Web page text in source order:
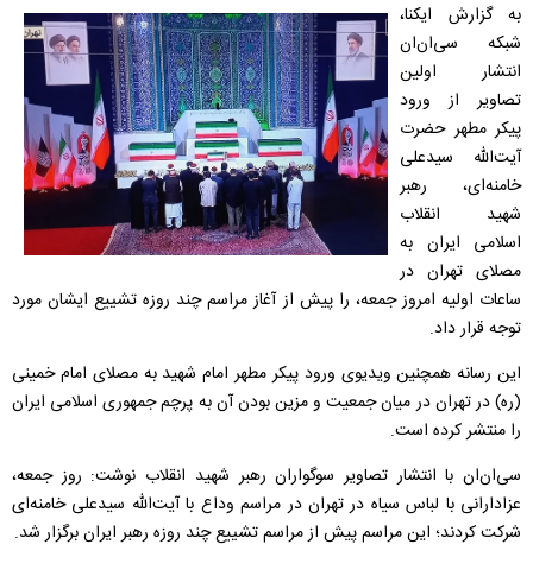
به گزارش ایکنا،
شبکه سی‌ان‌ان
انتشار اولین
تصاویر از ورود
پیکر مطهر حضرت
آیت‌الله سیدعلی
خامنه‌ای، رهبر
شهید انقلاب
اسلامی ایران به
مصلای تهران در
ساعات اولیه امروز جمعه، را پیش از آغاز مراسم چند روزه تشییع‌ ایشان مورد
توجه قرار داد.
این رسانه همچنین ویدیوی ورود پیکر مطهر امام شهید به مصلای امام خمینی
(ره) در تهران در میان جمعیت و مزین بودن آن به پرچم جمهوری اسلامی ایران
را منتشر کرده است.
سی‌ان‌ان با انتشار تصاویر سوگواران رهبر شهید انقلاب نوشت: روز جمعه،
عزادارانی با لباس سیاه در تهران در مراسم وداع با آیت‌الله سیدعلی خامنه‌ای
شرکت کردند؛ این مراسم پیش از مراسم تشییع‌ چند روزه رهبر ایران برگزار شد.